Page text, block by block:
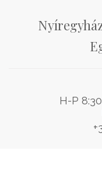
H-P